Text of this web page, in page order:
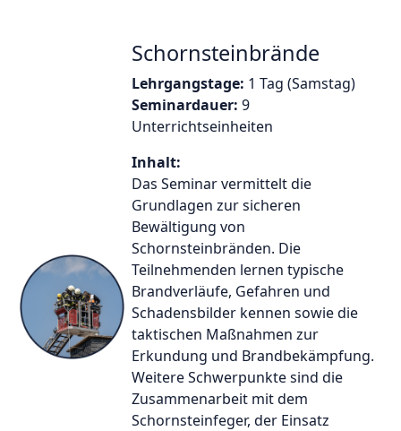
Schornsteinbrände
Lehrgangstage: 1 Tag (Samstag)
Seminardauer: 9
Unterrichtseinheiten
Inhalt:
Das Seminar vermittelt die
Grundlagen zur sicheren
Bewältigung von
Schornsteinbränden. Die
Teilnehmenden lernen typische
Brandverläufe, Gefahren und
Schadensbilder kennen sowie die
taktischen Maßnahmen zur
Erkundung und Brandbekämpfung.
Weitere Schwerpunkte sind die
Zusammenarbeit mit dem
Schornsteinfeger, der Einsatz